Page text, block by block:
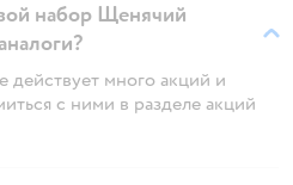
набор Щенячий
действует много акций и
с ними в разделе акций